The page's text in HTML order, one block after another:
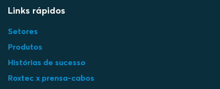
Links rápidos
Setores
Produtos
Histórias de sucesso
Roxtec x prensa-cabos